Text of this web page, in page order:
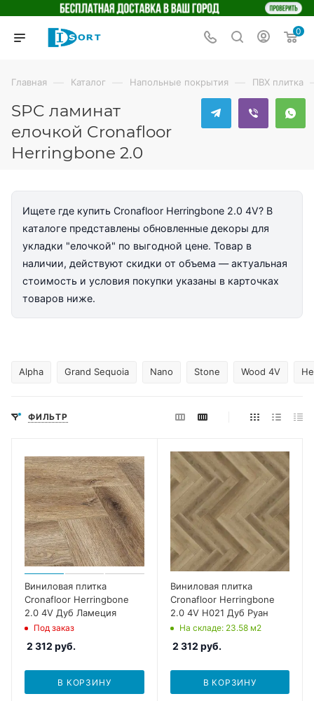
0
Главная — Каталог — Напольные покрытия — ПВХ плитка
SPC ламинат
елочкой Cronafloor
Herringbone 2.0
Ищете где купить Cronafloor Herringbone 2.0 4V? В
каталоге представлены обновленные декоры для
укладки "елочкой" по выгодной цене. Товар в
наличии, действуют скидки от объема — актуальная
стоимость и условия покупки указаны в карточках
товаров ниже.
Alpha Grand Sequoia Nano Stone Wood 4V
ФИЛЬТР
Виниловая плитка
Cronafloor Herringbone
2.0 4V Дуб Ламеция
Под заказ
2 312 руб.
В КОРЗИНУ
Виниловая плитка
Cronafloor Herringbone
2.0 4V H021 Дуб Руан
На складе: 23.58 м2
2 312 руб.
В КОРЗИНУ